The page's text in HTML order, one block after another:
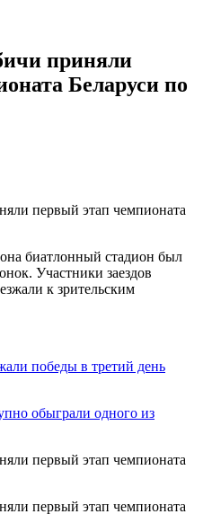
приняли
Беларуси по
биатлонный стадион был
Участники заездов
к зрительским
победы в третий день
обыграли одного из